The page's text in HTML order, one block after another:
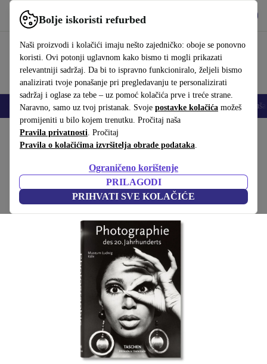
Bolje iskoristi refurbed
Naši proizvodi i kolačići imaju nešto zajedničko: oboje se ponovno
koristi. Ovi potonji uglavnom kako bismo ti mogli prikazati
relevantniji sadržaj. Da bi to ispravno funkcioniralo, željeli bismo
analizirati tvoje ponašanje pri pregledavanju te personalizirati
sadržaj i oglase za tebe – uz pomoć kolačića prve i treće strane.
Naravno, samo uz tvoj pristanak. Svoje postavke kolačića možeš
promijeniti u bilo kojem trenutku. Pročitaj naša
Pravila privatnosti. Pročitaj
Pravila o kolačićima izvršitelja obrade podataka.
Ograničeno korištenje
PRILAGODI
PRIHVATI SVE KOLAČIĆE
Koristi refurbed brzo i jednostavno
Mobiteli Prijenosna računala Tableti Pametni satovi Dodaci
Početna stranica Proizvodi Kućanstvo
Photographie des 20. Jahrhunderts
Bijela
(Prikupljanje recenzija)